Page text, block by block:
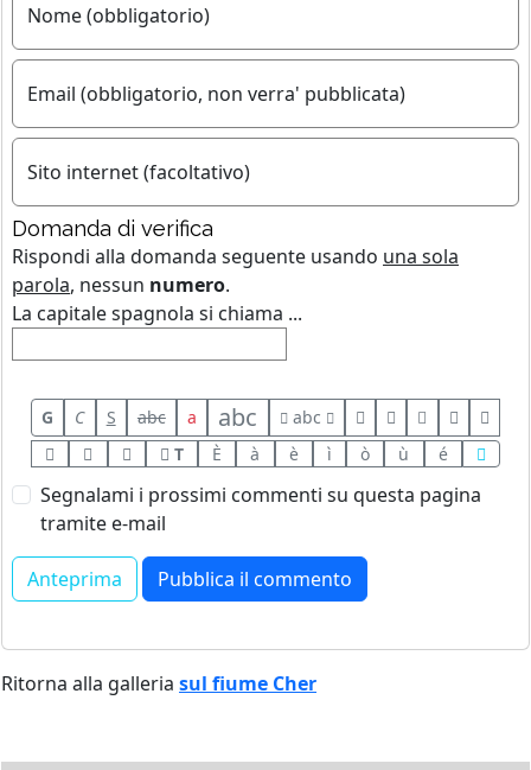
Nome (obbligatorio)
Email (obbligatorio, non verra' pubblicata)
Sito internet (facoltativo)
Domanda di verifica
Rispondi alla domanda seguente usando una sola
parola, nessun numero.
La capitale spagnola si chiama ...
G C S abc a abc
abc
T
È à è ì ò ù é
Segnalami i prossimi commenti su questa pagina
tramite e-mail
Ritorna alla galleria sul fiume Cher